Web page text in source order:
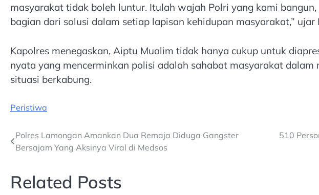
masyarakat tidak boleh luntur. Itulah wajah Polri yang kami
bagian dari solusi dalam setiap lapisan kehidupan masyarakat,” ujar
Kapolres menegaskan, Aiptu Mualim tidak hanya cukup untuk
nyata yang mencerminkan polisi adalah sahabat masyarakat dalam
situasi berkabung.
Peristiwa
Post
navigation
Polres Lamongan Amankan Dua Remaja Diduga Gangster
Bersajam Yang Aksinya Viral di Medsos
510
Related Posts